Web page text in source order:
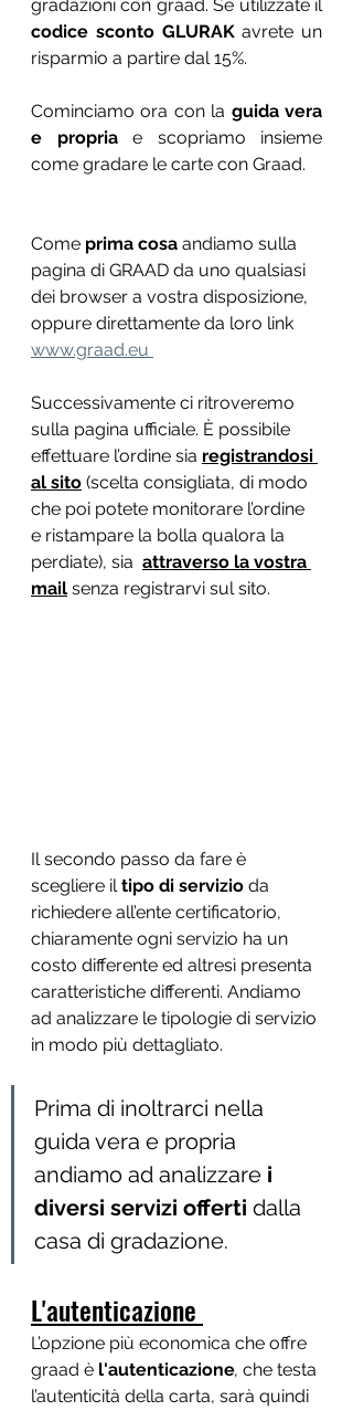
gradazioni con graad. Se utilizzate il
codice sconto GLURAK avrete un
risparmio a partire dal 15%.
Cominciamo ora con la guida vera
e propria e scopriamo insieme
come gradare le carte con Graad.
Come prima cosa andiamo sulla
pagina di GRAAD da uno qualsiasi
dei browser a vostra disposizione,
oppure direttamente da loro link
www.graad.eu
Successivamente ci ritroveremo
sulla pagina ufficiale. È possibile
effettuare l’ordine sia registrandosi
al sito (scelta consigliata, di modo
che poi potete monitorare l’ordine
e ristampare la bolla qualora la
perdiate), sia attraverso la vostra
mail senza registrarvi sul sito.
Il secondo passo da fare è
scegliere il tipo di servizio da
richiedere all’ente certificatorio,
chiaramente ogni servizio ha un
costo differente ed altresì presenta
caratteristiche differenti. Andiamo
ad analizzare le tipologie di servizio
in modo più dettagliato.
Prima di inoltrarci nella
guida vera e propria
andiamo ad analizzare i
diversi servizi offerti dalla
casa di gradazione.
L'autenticazione
L’opzione più economica che offre
graad è l'autenticazione, che testa
l’autenticità della carta, sarà quindi